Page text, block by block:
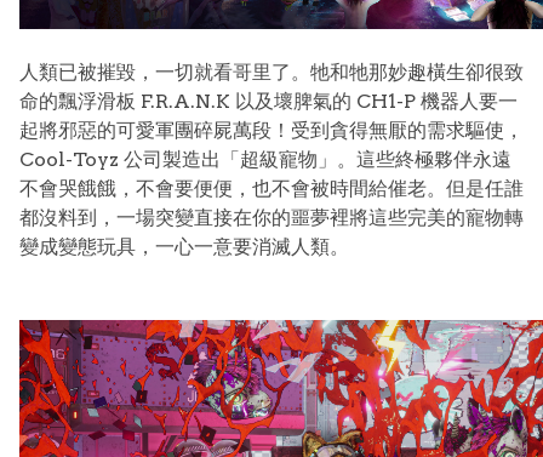
人類已被摧毀，一切就看哥里了。牠和牠那妙趣橫生卻很致
命的飄浮滑板 F.R.A.N.K 以及壞脾氣的 CH1-P 機器人要一
起將邪惡的可愛軍團碎屍萬段！受到貪得無厭的需求驅使，
Cool-Toyz 公司製造出「超級寵物」。這些終極夥伴永遠
不會哭餓餓，不會要便便，也不會被時間給催老。但是任誰
都沒料到，一場突變直接在你的噩夢裡將這些完美的寵物轉
變成變態玩具，一心一意要消滅人類。